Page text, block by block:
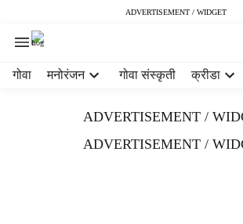
ADVERTISEMENT / WIDGET
गोवा मनोरंजन गोवा संस्कृती क्रीडा
ADVERTISEMENT /
ADVERTISEMENT /